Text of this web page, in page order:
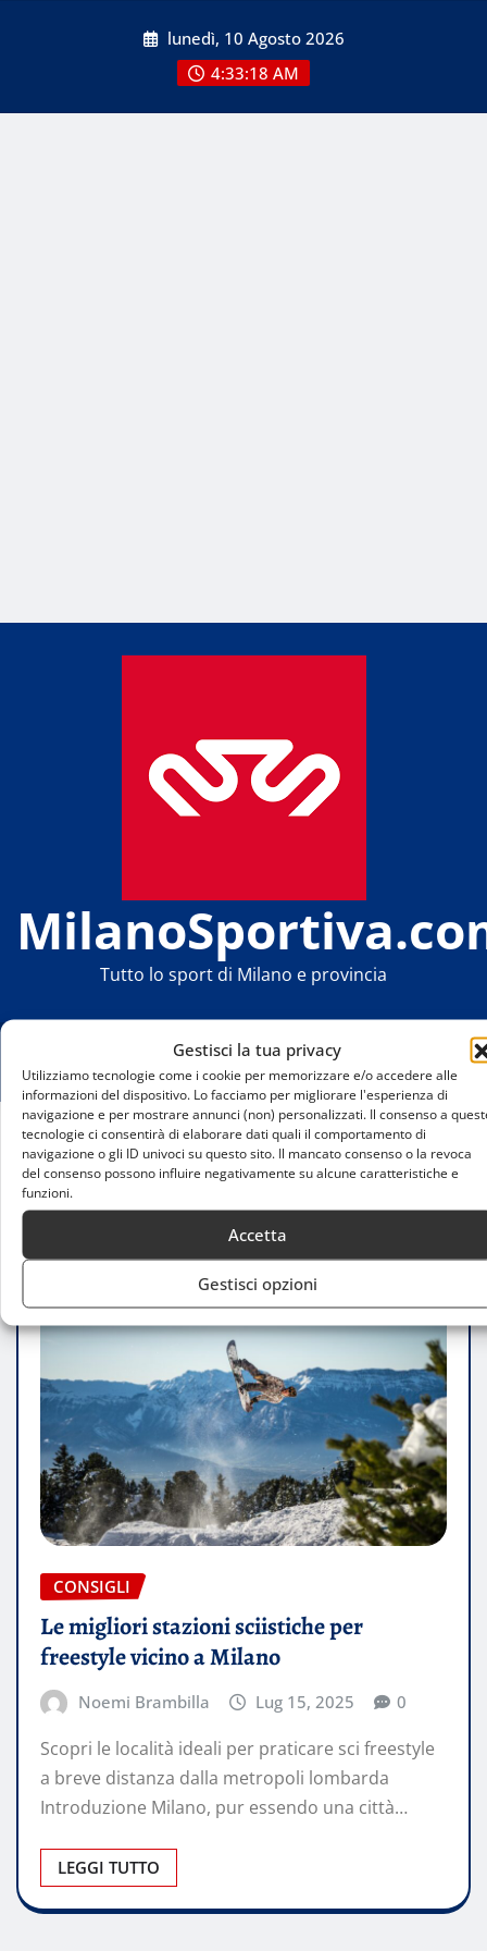
Gestisci la tua privacy
Utilizziamo tecnologie come i cookie per memorizzare e/o accedere alle
informazioni del dispositivo. Lo facciamo per migliorare l'esperienza di
navigazione e per mostrare annunci (non) personalizzati. Il consenso a
tecnologie ci consentirà di elaborare dati quali il comportamento di
navigazione o gli ID univoci su questo sito. Il mancato consenso o la revoca
del consenso possono influire negativamente su alcune caratteristiche e
funzioni.
Accetta
Gestisci opzioni
lunedì, 10 Agosto 2026
4:33:18 AM
Tutto lo sport di Milano e provincia
Home
Le migliori stazioni sciistiche per freestyle vicino a
Milano
CONSIGLI
Le migliori stazioni sciistiche per
freestyle vicino a Milano
Noemi Brambilla Lug 15, 2025 0
Scopri le località ideali per praticare sci freestyle
a breve distanza dalla metropoli lombarda
Introduzione Milano, pur essendo una città…
LEGGI TUTTO